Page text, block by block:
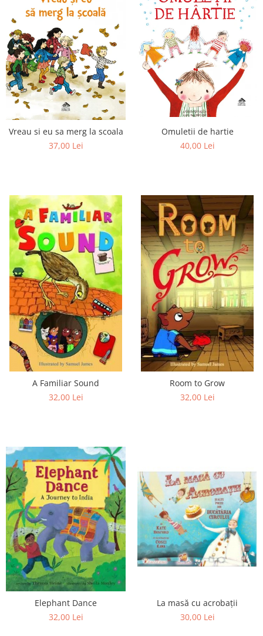
Vreau si eu sa merg la scoala
37,00 Lei
Omuletii de hartie
40,00 Lei
A Familiar Sound
32,00 Lei
Room to Grow
32,00 Lei
Elephant Dance
32,00 Lei
La masă cu acrobaţii
30,00 Lei